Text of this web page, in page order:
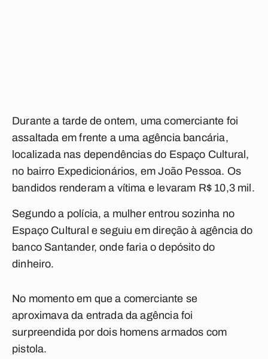
Durante a tarde de ontem, uma comerciante foi
assaltada em frente a uma agência bancária,
localizada nas dependências do Espaço Cultural,
no bairro Expedicionários, em João Pessoa. Os
bandidos renderam a vítima e levaram R$ 10,3 mil.
Segundo a polícia, a mulher entrou sozinha no
Espaço Cultural e seguiu em direção à agência do
banco Santander, onde faria o depósito do
dinheiro.
No momento em que a comerciante se
aproximava da entrada da agência foi
surpreendida por dois homens armados com
pistola.